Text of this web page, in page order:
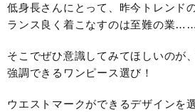
低身長さんにとって、昨今トレンド
ランス良く着こなすのは至難の業……
そこでぜひ意識してみてほしいのが
強調できるワンピース選び！
ウエストマークができるデザインを